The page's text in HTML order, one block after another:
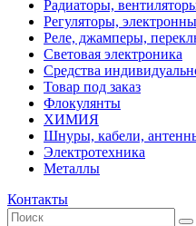
Радиаторы,
Регуляторы,
Реле, джамперы,
Световая электроника
Средства
Товар под заказ
Флокулянты
ХИМИЯ
Шнуры, кабели,
Электротехника
Металлы
Контакты